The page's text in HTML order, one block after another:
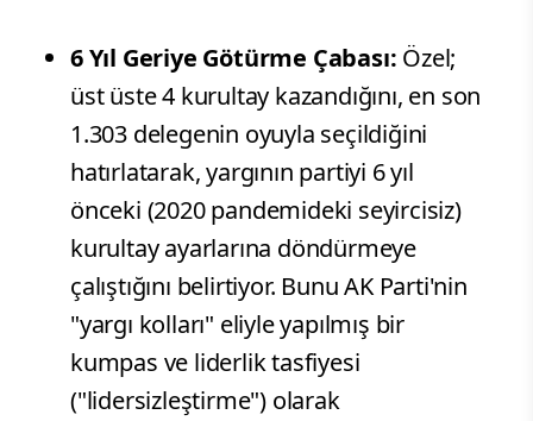
6 Yıl Geriye Götürme Çabası: Özel;
üst üste 4 kurultay kazandığını, en son
1.303 delegenin oyuyla seçildiğini
hatırlatarak, yargının partiyi 6 yıl
önceki (2020 pandemideki seyircisiz)
kurultay ayarlarına döndürmeye
çalıştığını belirtiyor. Bunu AK Parti'nin
"yargı kolları" eliyle yapılmış bir
kumpas ve liderlik tasfiyesi
("lidersizleştirme") olarak